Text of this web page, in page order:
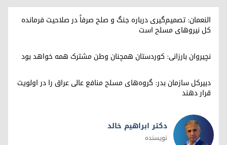
النعمان: تصمیم‌گیری درباره جنگ و صلح صرفاً در صلاحیت فرمانده
کل نیروهای مسلح است
نچیروان بارزانی: کوردستان همچنان وطن مشترک همه خواهد بود
دبیرکل سازمان بدر: گروه‌های مسلح منافع عالی عراق را در اولویت
قرار دهند
دکتر ابراهیم خالد
نویسنده